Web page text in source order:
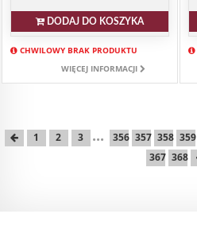
DODAJ DO KOSZYKA
CHWILOWY BRAK PRODUKTU
WIĘCEJ INFORMACJI
1 2 3 ... 356 357 358 359
367 368